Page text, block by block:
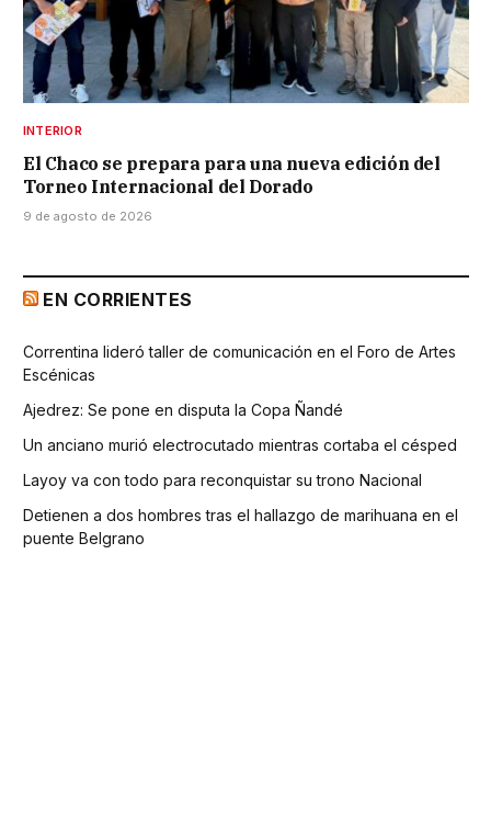
INTERIOR
El Chaco se prepara para una nueva edición del
Torneo Internacional del Dorado
9 de agosto de 2026
EN CORRIENTES
Correntina lideró taller de comunicación en el Foro de Artes
Escénicas
Ajedrez: Se pone en disputa la Copa Ñandé
Un anciano murió electrocutado mientras cortaba el césped
Layoy va con todo para reconquistar su trono Nacional
Detienen a dos hombres tras el hallazgo de marihuana en el
puente Belgrano